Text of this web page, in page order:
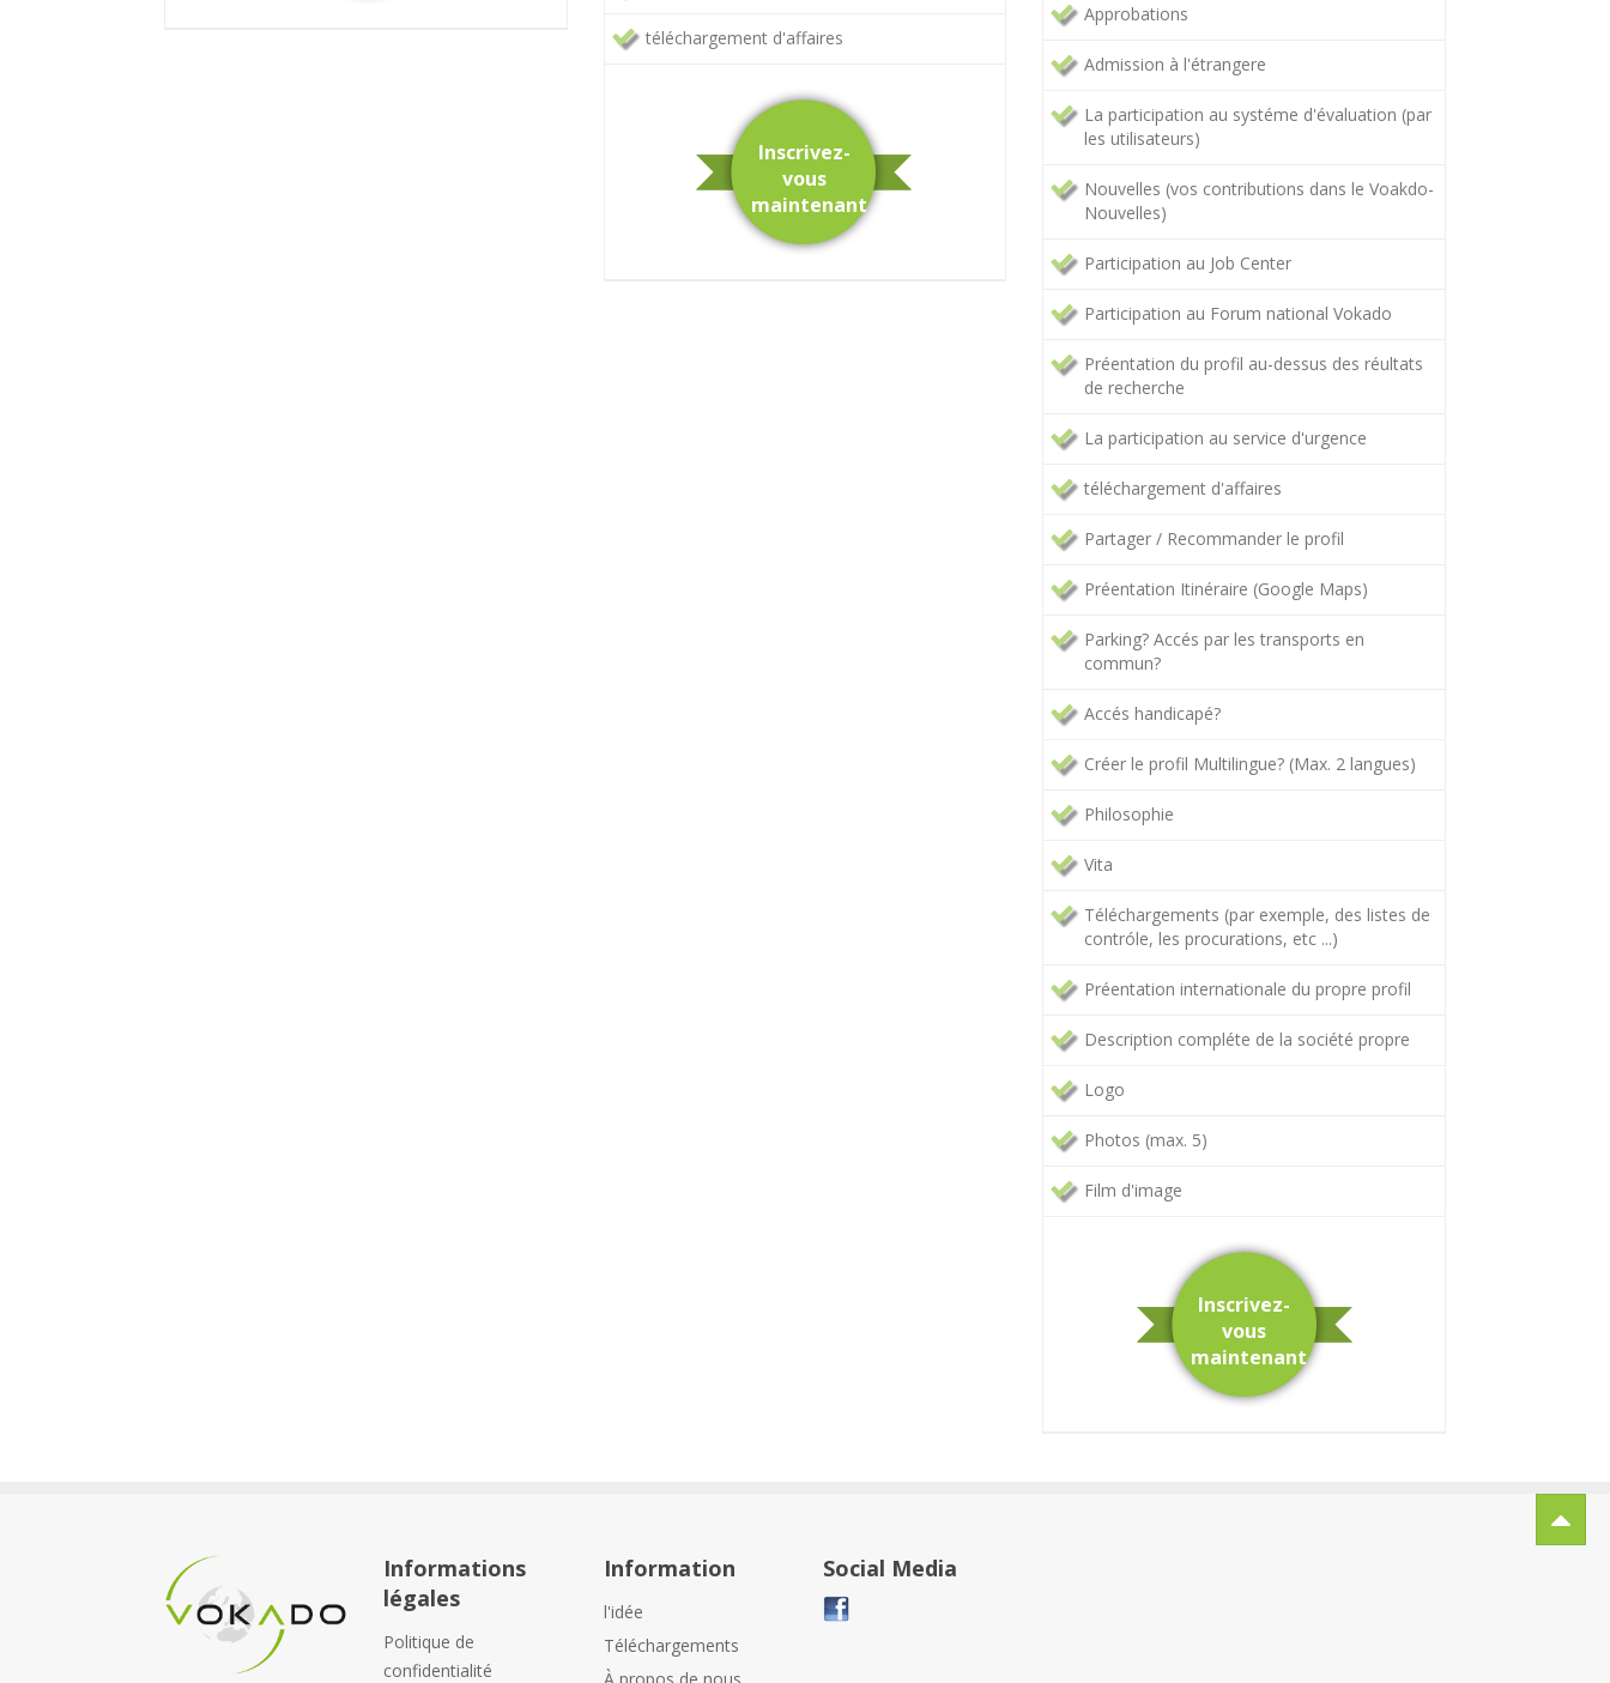
téléchargement d'affaires
Inscrivez-
vous
maintenant
Approbations
Admission à l'étrangere
La participation au systéme d'évaluation (par
les utilisateurs)
Nouvelles (vos contributions dans le Voakdo-
Nouvelles)
Participation au Job Center
Participation au Forum national Vokado
Préentation du profil au-dessus des réultats
de recherche
La participation au service d'urgence
téléchargement d'affaires
Partager / Recommander le profil
Préentation Itinéraire (Google Maps)
Parking? Accés par les transports en
commun?
Accés handicapé?
Créer le profil Multilingue? (Max. 2 langues)
Philosophie
Vita
Téléchargements (par exemple, des listes de
contróle, les procurations, etc ...)
Préentation internationale du propre profil
Description compléte de la société propre
Logo
Photos (max. 5)
Film d'image
Inscrivez-
vous
maintenant
Informations
légales
Politique de
confidentialité
Information
l'idée
Téléchargements
À propos de nous
Social Media